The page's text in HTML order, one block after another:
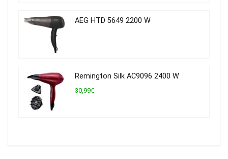
AEG HTD 5649 2200 W
Remington Silk AC9096 2400 W
30,99€